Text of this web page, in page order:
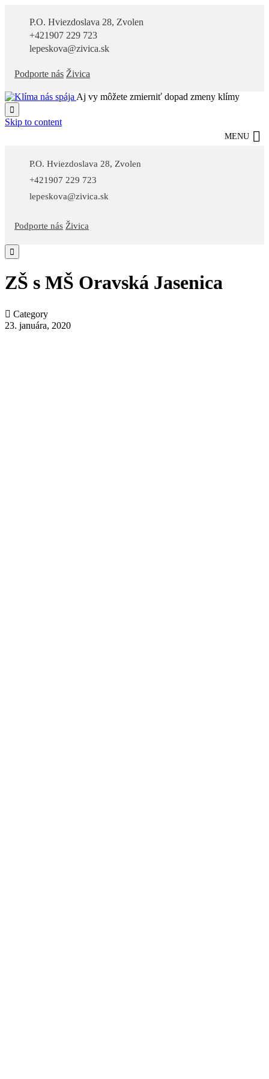
P.O. Hviezdoslava 28, Zvolen
+421907 229 723
lepeskova@zivica.sk
Podporte nás Živica
Aj vy môžete zmierniť dopad zmeny klímy

Skip to content
MENU
P.O. Hviezdoslava 28, Zvolen
+421907 229 723
lepeskova@zivica.sk
Podporte nás Živica

ZŠ s MŠ Oravská Jasenica
 Category
23. januára, 2020